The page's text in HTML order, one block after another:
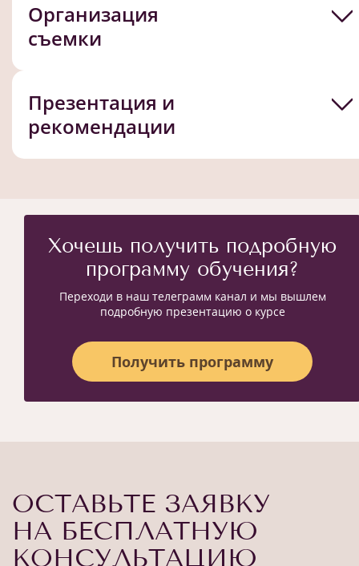
Организация
съемки
Презентация и
рекомендации
Хочешь получить подробную
программу обучения?
Переходи в наш телеграмм канал и мы вышлем
подробную презентацию о курсе
Получить программу
ОСТАВЬТЕ ЗАЯВКУ
НА БЕСПЛАТНУЮ
КОНСУЛЬТАЦИЮ